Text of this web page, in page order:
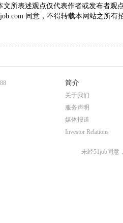
文所表述观点仅代表作者或发布者观
同意，不得转载本网站之所有
简介
关于我们
服务声明
媒体报道
Investor Relations
未经51job同意